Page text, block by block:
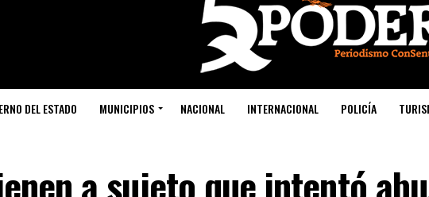
DEL ESTADO MUNICIPIOS NACIONAL INTERNACIONAL POLICÍA
a sujeto que intentó